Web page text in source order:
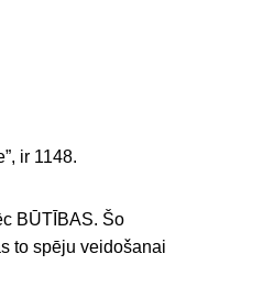
ir 1148.
BŪTĪBAS. Šo
to spēju veidošanai